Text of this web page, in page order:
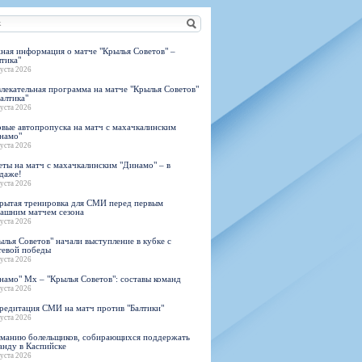
болельщиков
атрибутики
болельщика
и абонементы
на Яндекс Афиша
информация о матче "Крылья Советов" –
2026
программа на матче "Крылья Советов"
2026
автопропуска на матч с махачкалинским
2026
на матч с махачкалинским "Динамо" – в
2026
тренировка для СМИ перед первым
матчем сезона
2026
Советов" начали выступление в кубке с
победы
2026
Мх – "Крылья Советов": составы команд
2026
СМИ на матч против "Балтики"
2026
болельщиков, собирающихся поддержать
в Каспийске
2026